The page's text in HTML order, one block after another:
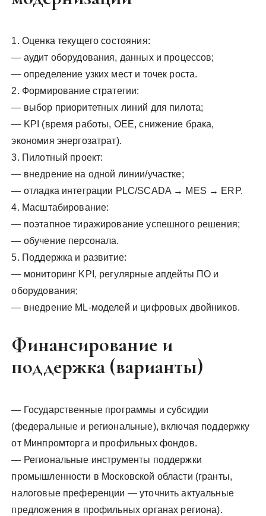
1. Оценка текущего состояния:
— аудит оборудования, данных и процессов;
— определение узких мест и точек роста.
2. Формирование стратегии:
— выбор приоритетных линий для пилота;
— KPI (время работы, OEE, снижение брака,
экономия энергозатрат).
3. Пилотный проект:
— внедрение на одной линии/участке;
— отладка интеграции PLC/SCADA → MES → ERP.
4. Масштабирование:
— поэтапное тиражирование успешного решения;
— обучение персонала.
5. Поддержка и развитие:
— мониторинг KPI, регулярные апдейты ПО и
оборудования;
— внедрение ML-моделей и цифровых двойников.
Финансирование и
поддержка (варианты)
— Государственные программы и субсидии
(федеральные и региональные), включая поддержку
от Минпромторга и профильных фондов.
— Региональные инструменты поддержки
промышленности в Московской области (гранты,
налоговые преференции — уточнить актуальные
предложения в профильных органах региона).